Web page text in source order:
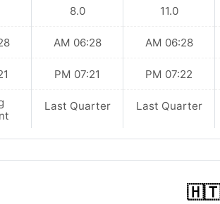
11.0
06:28 AM
07:22 PM
Last Quarter
8.0
06:28 AM
07:21 PM
Last Quarter